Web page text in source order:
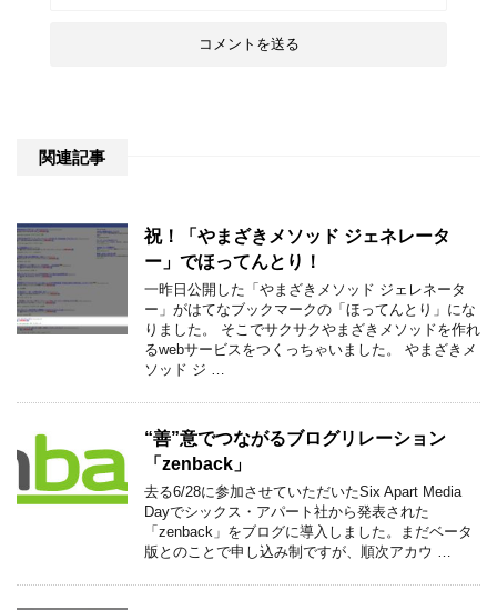
関連記事
祝！「やまざきメソッド ジェネレータ
ー」でほってんとり！
一昨日公開した「やまざきメソッド ジェレネータ
ー」がはてなブックマークの「ほってんとり」にな
りました。 そこでサクサクやまざきメソッドを作れ
るwebサービスをつくっちゃいました。 やまざきメ
ソッド ジ …
“善”意でつながるブログリレーション
「zenback」
去る6/28に参加させていただいたSix Apart Media
Dayでシックス・アパート社から発表された
「zenback」をブログに導入しました。まだベータ
版とのことで申し込み制ですが、順次アカウ …